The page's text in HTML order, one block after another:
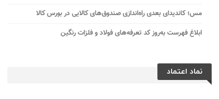
مس؛ کاندیدای بعدی راه‌اندازی صندوق‌های کالایی در بورس کالا
ابلاغ فهرست به‌روز کد تعرفه‌های فولاد و فلزات رنگین
نماد اعتماد